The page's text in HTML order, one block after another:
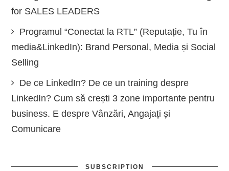
for SALES LEADERS
Programul “Conectat la RTL” (Reputație, Tu în
media&LinkedIn): Brand Personal, Media și Social
Selling
De ce LinkedIn? De ce un training despre
LinkedIn? Cum să crești 3 zone importante pentru
business. E despre Vânzări, Angajați și
Comunicare
SUBSCRIPTION